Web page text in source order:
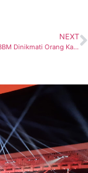
NEXT
60% Subsidi BBM Dinikmati Orang Kaya, Pertamina Upayakan Mekanisme Pendaftaran